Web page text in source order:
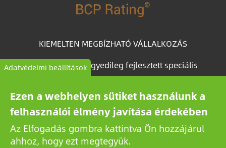
KIEMELTEN MEGBÍZHATÓ VÁLLALKOZÁS
A BCP Rating© egyedileg fejlesztett speciális
algoritmus, amely több mint egymillió magyar
vállalkozás céginformációs adataiból válogatja le és
kategorizálja a vállalkozásokat megbízhatóságuk
alapján.
Adatvédelmi beállítások
Ezen a webhelyen sütiket használunk a
felhasználói élmény javítása érdekében
Az Elfogadás gombra kattintva Ön hozzájárul
ahhoz, hogy ezt megtegyük.